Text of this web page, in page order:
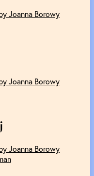
Joanna Borowy
Joanna Borowy
Joanna Borowy